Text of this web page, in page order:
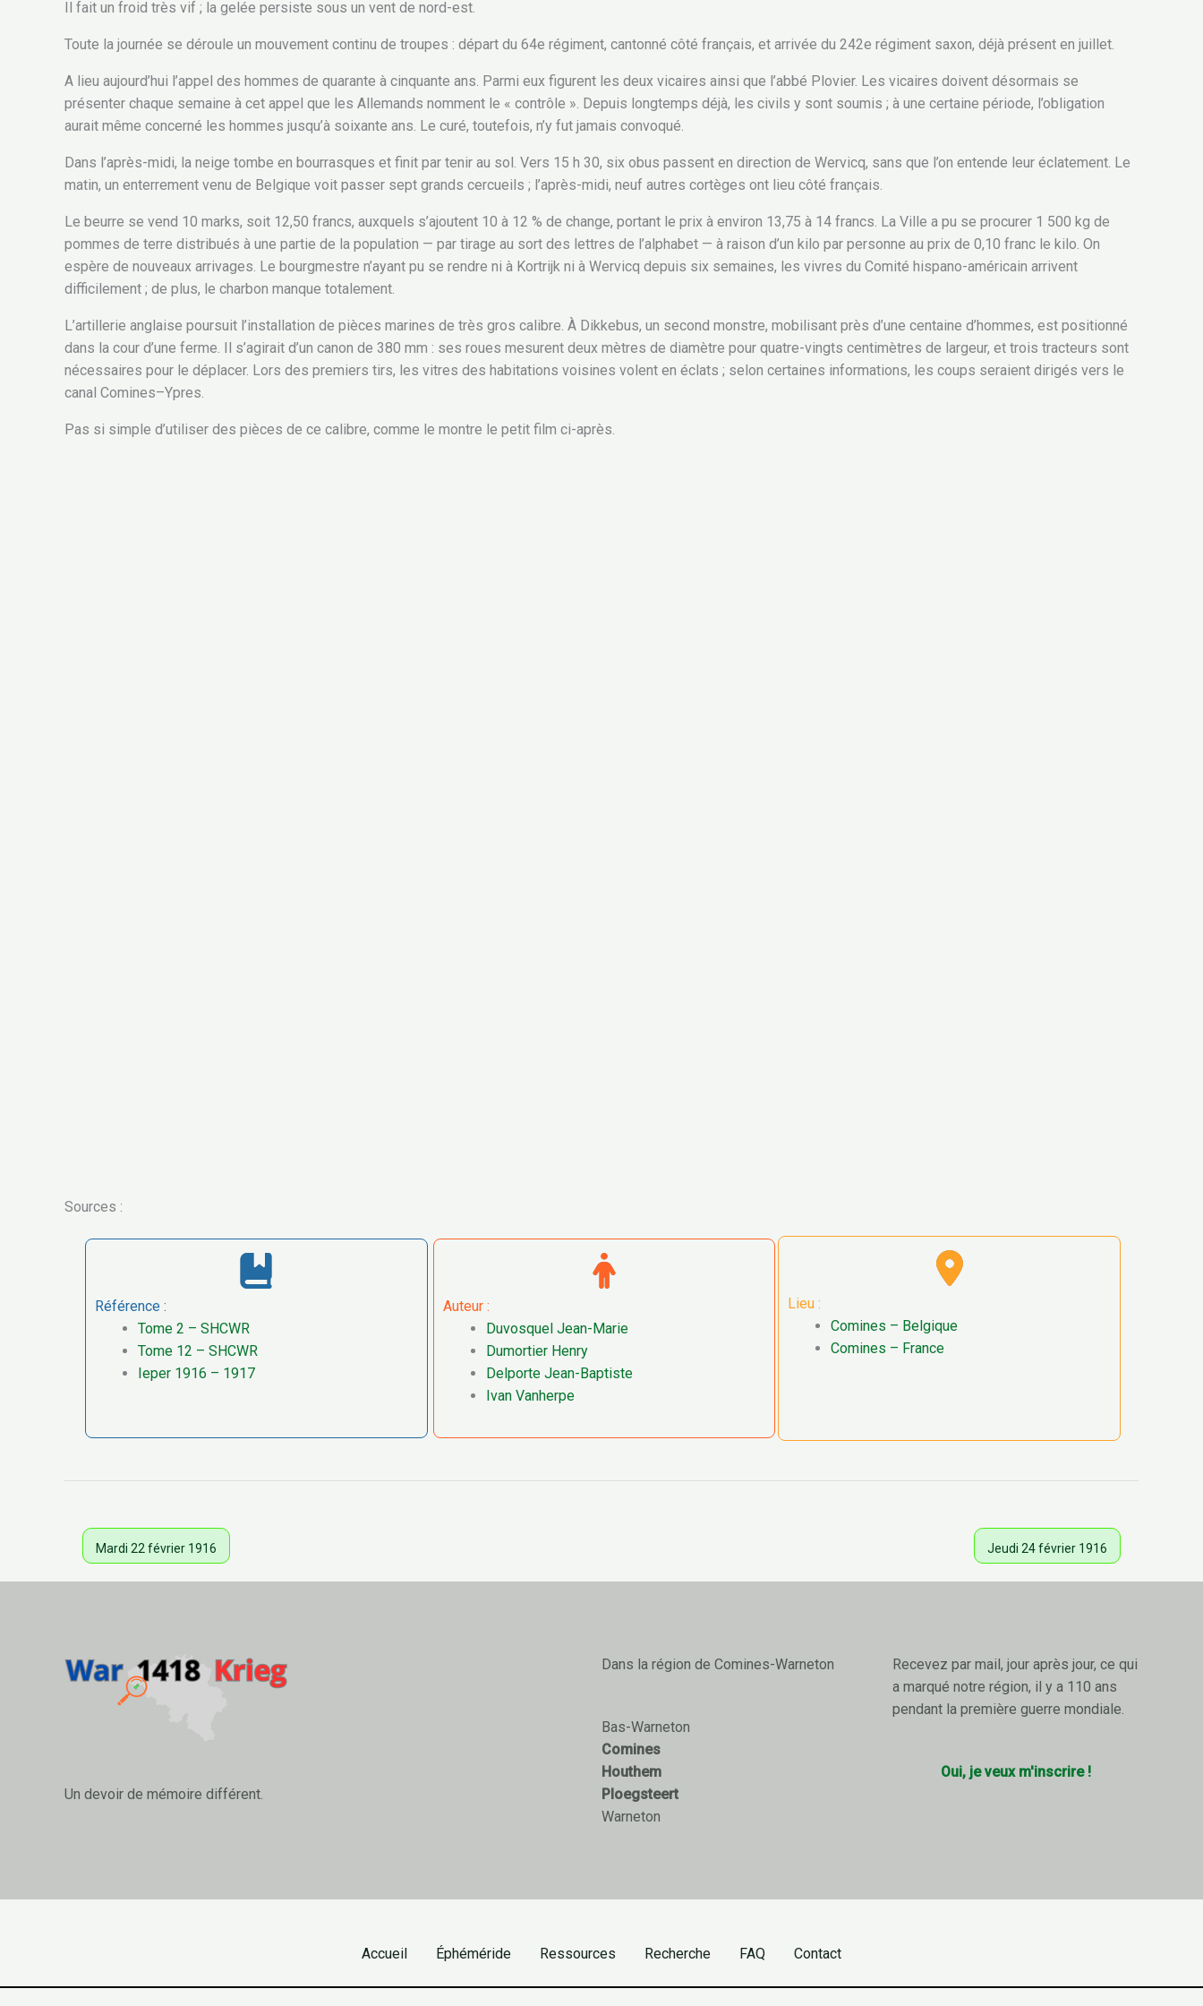
Il fait un froid très vif ; la gelée persiste sous un vent de nord-est.
Toute la journée se déroule un mouvement continu de troupes : départ du 64e régiment, cantonné côté français, et arrivée du 242e régiment saxon, déjà présent en juillet.
A lieu aujourd’hui l’appel des hommes de quarante à cinquante ans. Parmi eux figurent les deux vicaires ainsi que l’abbé Plovier. Les vicaires doivent désormais se
présenter chaque semaine à cet appel que les Allemands nomment le « contrôle ». Depuis longtemps déjà, les civils y sont soumis ; à une certaine période, l’obligation
aurait même concerné les hommes jusqu’à soixante ans. Le curé, toutefois, n’y fut jamais convoqué.
Dans l’après-midi, la neige tombe en bourrasques et finit par tenir au sol. Vers 15 h 30, six obus passent en direction de Wervicq, sans que l’on entende leur éclatement. Le
matin, un enterrement venu de Belgique voit passer sept grands cercueils ; l’après-midi, neuf autres cortèges ont lieu côté français.
Le beurre se vend 10 marks, soit 12,50 francs, auxquels s’ajoutent 10 à 12 % de change, portant le prix à environ 13,75 à 14 francs. La Ville a pu se procurer 1 500 kg de
pommes de terre distribués à une partie de la population — par tirage au sort des lettres de l’alphabet — à raison d’un kilo par personne au prix de 0,10 franc le kilo. On
espère de nouveaux arrivages. Le bourgmestre n’ayant pu se rendre ni à Kortrijk ni à Wervicq depuis six semaines, les vivres du Comité hispano-américain arrivent
difficilement ; de plus, le charbon manque totalement.
L’artillerie anglaise poursuit l’installation de pièces marines de très gros calibre. À Dikkebus, un second monstre, mobilisant près d’une centaine d’hommes, est positionné
dans la cour d’une ferme. Il s’agirait d’un canon de 380 mm : ses roues mesurent deux mètres de diamètre pour quatre-vingts centimètres de largeur, et trois tracteurs sont
nécessaires pour le déplacer. Lors des premiers tirs, les vitres des habitations voisines volent en éclats ; selon certaines informations, les coups seraient dirigés vers le
canal Comines–Ypres.
Pas si simple d’utiliser des pièces de ce calibre, comme le montre le petit film ci-après.
Sources :
Référence :
Tome 2 – SHCWR
Tome 12 – SHCWR
Ieper 1916 – 1917
Auteur :
Duvosquel Jean-Marie
Dumortier Henry
Delporte Jean-Baptiste
Ivan Vanherpe
Lieu :
Comines – Belgique
Comines – France
Mardi 22 février 1916 Jeudi 24 février 1916
Un devoir de mémoire différent.
Dans la région de Comines-Warneton
Bas-Warneton
Comines
Houthem
Ploegsteert
Warneton
Recevez par mail, jour après jour, ce qui
a marqué notre région, il y a 110 ans
pendant la première guerre mondiale.
Oui, je veux m'inscrire !
Accueil Éphéméride Ressources Recherche FAQ Contact